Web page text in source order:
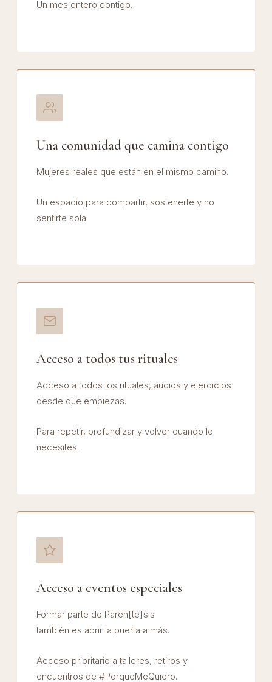
Un mes entero contigo.
Una comunidad que camina contigo
Mujeres reales que están en el mismo camino.
Un espacio para compartir, sostenerte y no
sentirte sola.
Acceso a todos tus rituales
Acceso a todos los rituales, audios y ejercicios
desde que empiezas.
Para repetir, profundizar y volver cuando lo
necesites.
Acceso a eventos especiales
Formar parte de Paren[té]sis
también es abrir la puerta a más.
Acceso prioritario a talleres, retiros y
encuentros de #PorqueMeQuiero.